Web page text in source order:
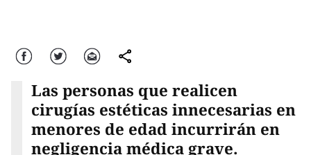
Facebook Twitter Correo comparte
Las personas que realicen
cirugías estéticas innecesarias en
menores de edad incurrirán en
negligencia médica grave.